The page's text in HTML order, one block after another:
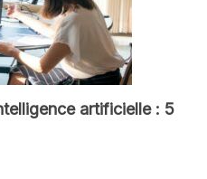
artificielle : 5